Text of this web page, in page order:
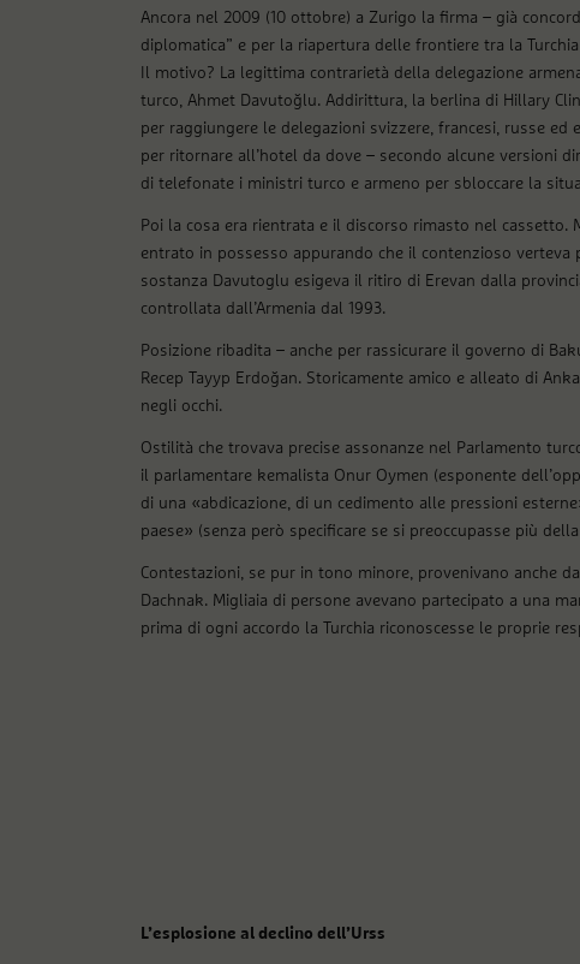
Ancora nel 2009 (10 ottobre) a Zurigo la firma – già
diplomatica” e per la riapertura delle frontiere tra la
Il motivo? La legittima contrarietà della delegazione
turco, Ahmet Davutoğlu. Addirittura, la berlina di Hillary
per raggiungere le delegazioni svizzere, francesi, russe
per ritornare all’hotel da dove – secondo alcune versioni
di telefonate i ministri turco e armeno per sbloccare la
Poi la cosa era rientrata e il discorso rimasto nel cassetto.
entrato in possesso appurando che il contenzioso
sostanza Davutoglu esigeva il ritiro di Erevan dalla
controllata dall’Armenia dal 1993.
Posizione ribadita – anche per rassicurare il governo di
Recep Tayyp Erdoğan. Storicamente amico e alleato di
negli occhi.
Ostilità che trovava precise assonanze nel Parlamento
il parlamentare kemalista Onur Oymen (esponente
di una «abdicazione, di un cedimento alle pressioni
paese» (senza però specificare se si preoccupasse più della
Contestazioni, se pur in tono minore, provenivano anche
Dachnak. Migliaia di persone avevano partecipato a una
prima di ogni accordo la Turchia riconoscesse le proprie
L’esplosione al declino dell’Urss